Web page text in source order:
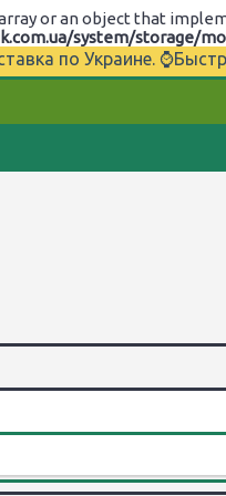
or an object that
system/storage/
по Украине.